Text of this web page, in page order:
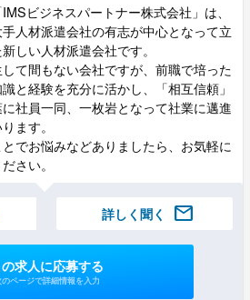
ビジネスパートナー株式会社」は、
人材派遣会社の有志が中心となって立
しい人材派遣会社です。
して間もない会社ですが、前職で培った
と経験を充分に活かし、「相互信頼」
社員一同、一枚岩となって社業に邁進
ます。
とでお悩みなどありましたら、お気軽に
さい。
詳しく聞く mail
求人に応募する
のページで詳細情報を入力